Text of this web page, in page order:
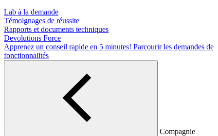
Lab à la demande
Témoignages de réussite
Rapports et documents techniques
Devolutions Force
Apprenez un conseil rapide en 5 minutes! Parcourir les demandes de
fonctionnalités
Compagnie